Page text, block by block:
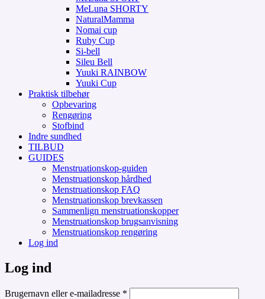
MeLuna SHORTY
NaturalMamma
Nomai cup
Ruby Cup
Si-bell
Sileu Bell
Yuuki RAINBOW
Yuuki Cup
Praktisk tilbehør
Opbevaring
Rengøring
Stofbind
Indre sundhed
TILBUD
GUIDES
Menstruationskop-guiden
Menstruationskop hårdhed
Menstruationskop FAQ
Menstruationskop brevkassen
Sammenlign menstruationskopper
Menstruationskop brugsanvisning
Menstruationskop rengøring
Log ind
Log ind
Brugernavn eller e-mailadresse *